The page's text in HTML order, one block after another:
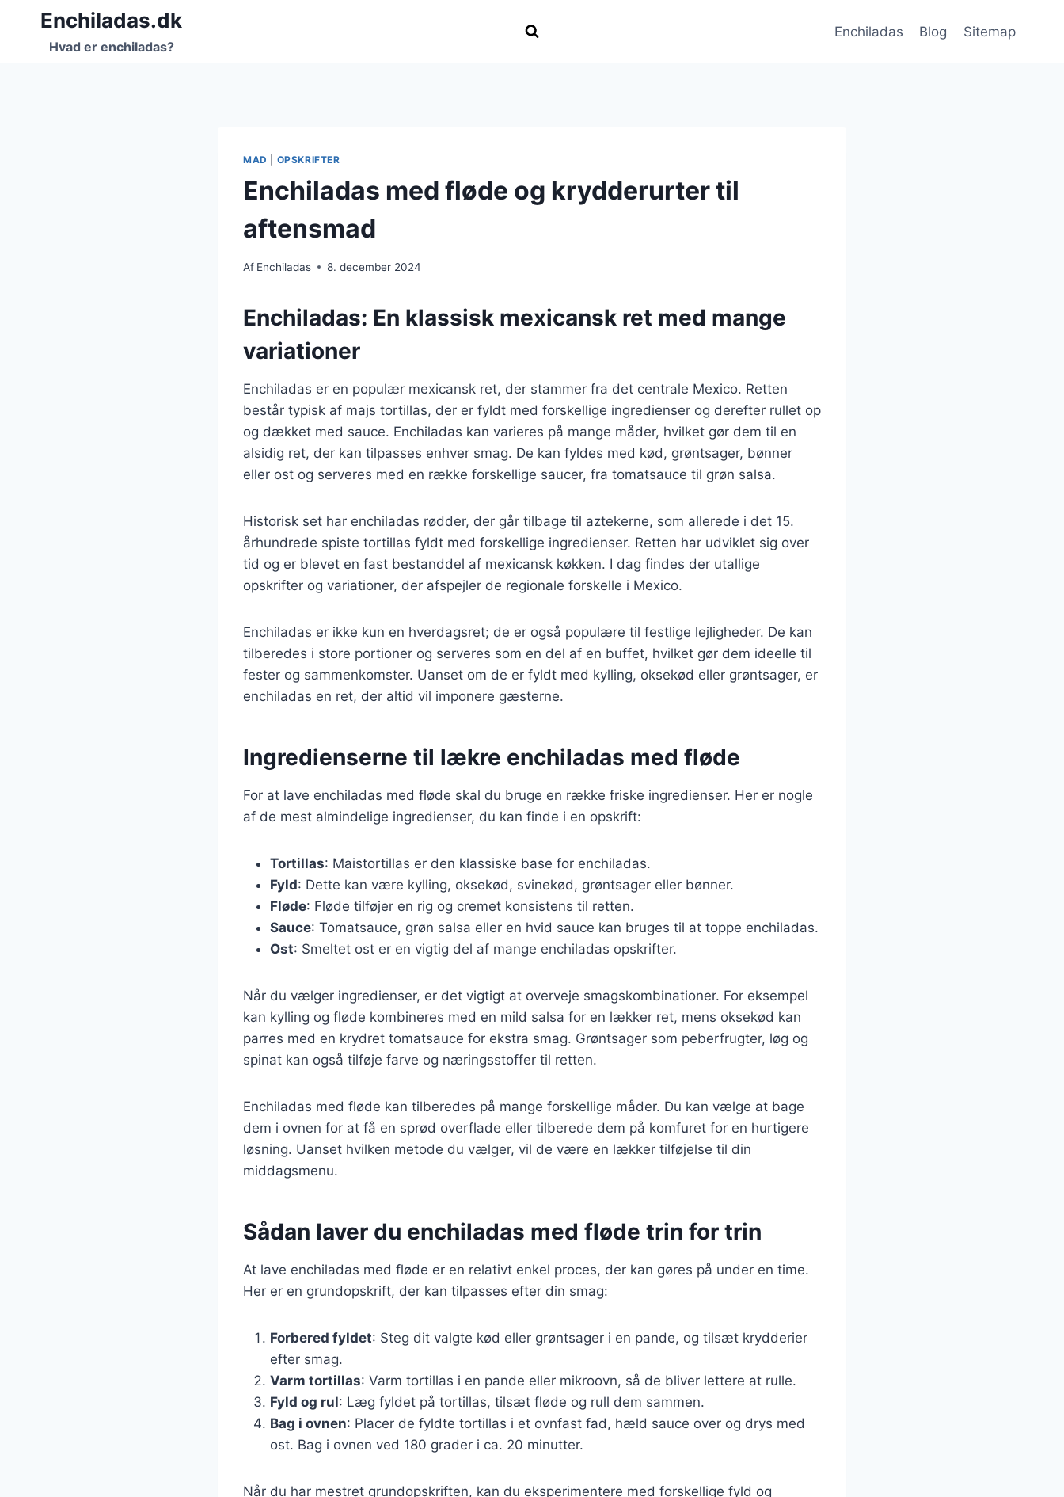
FortsætEnchiladas.dk
Hvad er enchiladas?
Enchiladas Blog Sitemap
MAD OPSKRIFTER
Enchiladas med fløde og krydderurter til
aftensmad
Af Enchiladas 8. december 2024
Enchiladas: En klassisk mexicansk ret med mange
variationer
Enchiladas er en populær mexicansk ret, der stammer fra det centrale Mexico. Retten
består typisk af majs tortillas, der er fyldt med forskellige ingredienser og derefter rullet op
og dækket med sauce. Enchiladas kan varieres på mange måder, hvilket gør dem til en
alsidig ret, der kan tilpasses enhver smag. De kan fyldes med kød, grøntsager, bønner
eller ost og serveres med en række forskellige saucer, fra tomatsauce til grøn salsa.
Historisk set har enchiladas rødder, der går tilbage til aztekerne, som allerede i det 15.
århundrede spiste tortillas fyldt med forskellige ingredienser. Retten har udviklet sig over
tid og er blevet en fast bestanddel af mexicansk køkken. I dag findes der utallige
opskrifter og variationer, der afspejler de regionale forskelle i Mexico.
Enchiladas er ikke kun en hverdagsret; de er også populære til festlige lejligheder. De kan
tilberedes i store portioner og serveres som en del af en buffet, hvilket gør dem ideelle til
fester og sammenkomster. Uanset om de er fyldt med kylling, oksekød eller grøntsager, er
enchiladas en ret, der altid vil imponere gæsterne.
Ingredienserne til lækre enchiladas med fløde
For at lave enchiladas med fløde skal du bruge en række friske ingredienser. Her er nogle
af de mest almindelige ingredienser, du kan finde i en opskrift:
Tortillas: Maistortillas er den klassiske base for enchiladas.
Fyld: Dette kan være kylling, oksekød, svinekød, grøntsager eller bønner.
Fløde: Fløde tilføjer en rig og cremet konsistens til retten.
Sauce: Tomatsauce, grøn salsa eller en hvid sauce kan bruges til at toppe enchiladas.
Ost: Smeltet ost er en vigtig del af mange enchiladas opskrifter.
Når du vælger ingredienser, er det vigtigt at overveje smagskombinationer. For eksempel
kan kylling og fløde kombineres med en mild salsa for en lækker ret, mens oksekød kan
parres med en krydret tomatsauce for ekstra smag. Grøntsager som peberfrugter, løg og
spinat kan også tilføje farve og næringsstoffer til retten.
Enchiladas med fløde kan tilberedes på mange forskellige måder. Du kan vælge at bage
dem i ovnen for at få en sprød overflade eller tilberede dem på komfuret for en hurtigere
løsning. Uanset hvilken metode du vælger, vil de være en lækker tilføjelse til din
middagsmenu.
Sådan laver du enchiladas med fløde trin for trin
At lave enchiladas med fløde er en relativt enkel proces, der kan gøres på under en time.
Her er en grundopskrift, der kan tilpasses efter din smag:
Forbered fyldet: Steg dit valgte kød eller grøntsager i en pande, og tilsæt krydderier
efter smag.
Varm tortillas: Varm tortillas i en pande eller mikroovn, så de bliver lettere at rulle.
Fyld og rul: Læg fyldet på tortillas, tilsæt fløde og rull dem sammen.
Bag i ovnen: Placer de fyldte tortillas i et ovnfast fad, hæld sauce over og drys med
ost. Bag i ovnen ved 180 grader i ca. 20 minutter.
Når du har mestret grundopskriften, kan du eksperimentere med forskellige fyld og